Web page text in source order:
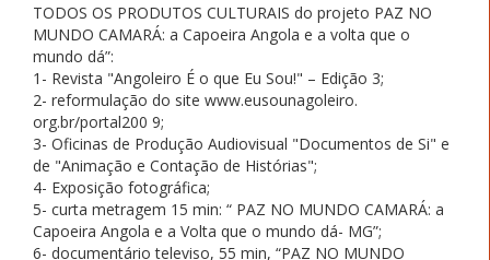
TODOS OS PRODUTOS CULTURAIS do projeto PAZ NO
MUNDO CAMARÁ: a Capoeira Angola e a volta que o
mundo dá”:
1- Revista "Angoleiro É o que Eu Sou!" – Edição 3;
2- reformulação do site www.eusounagoleiro.
org.br/portal200 9;
3- Oficinas de Produção Audiovisual "Documentos de Si" e
de "Animação e Contação de Histórias";
4- Exposição fotográfica;
5- curta metragem 15 min: “ PAZ NO MUNDO CAMARÁ: a
Capoeira Angola e a Volta que o mundo dá- MG”;
6- documentário televiso, 55 min, “PAZ NO MUNDO